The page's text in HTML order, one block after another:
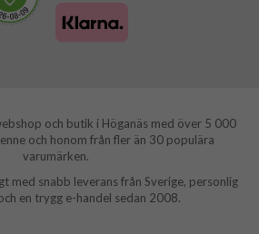
och butik i Höganäs med över 5 000
och honom från fler än 30 populära
varumärken.
med snabb leverans från Sverige, personlig
en trygg e-handel sedan 2008.